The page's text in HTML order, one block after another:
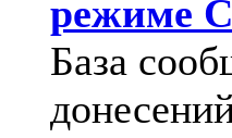
режиме
База